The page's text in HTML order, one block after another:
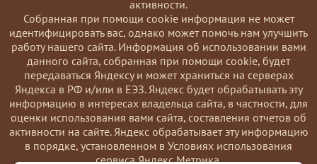
активности.
Coбранная при помощи cookie информация не может
идентифицировать вас, однако может помочь нам улучшить
работу нашего сайта. Информация об использовании вами
данного сайта, собранная при помощи cookie, будет
передаваться Яндексу и может храниться на серверах
Яндекса в РФ и/или в ЕЭЗ. Яндекс будет обрабатывать эту
информацию в интересах владельца сайта, в частности, для
оценки использования вами сайта, составления отчетов об
активности на сайте. Яндекс обрабатывает эту информацию
в порядке, установленном в Условиях использования
сервиса Яндекс Метрика.